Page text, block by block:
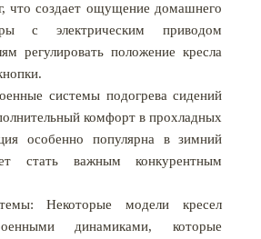
что создает ощущение домашнего
с электрическим приводом
регулировать положение кресла
системы подогрева сидений
комфорт в прохладных
особенно популярна в зимний
стать важным конкурентным
Некоторые модели кресел
динамиками, которые